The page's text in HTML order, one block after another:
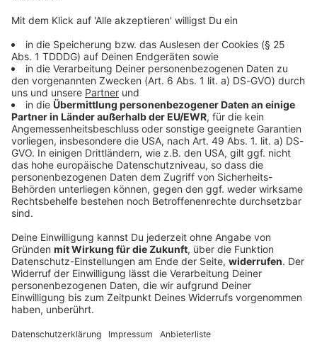
DAS KÖNNTE DICH AUCH INTERESSIEREN
Bayern
Deutscher Radiopreis 2026: ANTENNE
BAYERN nominiert!
Azubi Basti aus „Guten Morgen Bayern“ ist für den
Newcomer“ nominiert. Wie der gebürtige Oberbayer